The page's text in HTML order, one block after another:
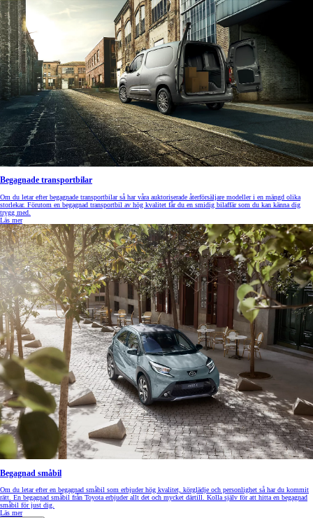
Begagnade transportbilar
Om du letar efter begagnade transportbilar så har våra auktoriserade återförsäljare modeller i en mängd olika
storlekar. Förutom en begagnad transportbil av hög kvalitet får du en smidig bilaffär som du kan känna dig
trygg med.
Läs mer
Begagnad småbil
Om du letar efter en begagnad småbil som erbjuder hög kvalitet, körglädje och personlighet så har du kommit
rätt. En begagnad småbil från Toyota erbjuder allt det och mycket därtill. Kolla själv för att hitta en begagnad
småbil för just dig.
Läs mer